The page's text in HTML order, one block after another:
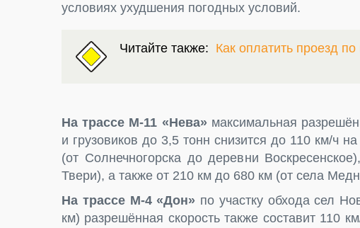
условиях ухудшения погодных условий.
Читайте также: Как оплатить проезд
На трассе М-11 «Нева»максимальная
и грузовиков до 3,5 тонн снизится до 110 км/ч
(от Солнечногорска до деревни
Твери), а также от 210 км до 680 км (от села
На трассе М-4 «Дон» по участку обхода сел
км) разрешённая скорость также составит 110